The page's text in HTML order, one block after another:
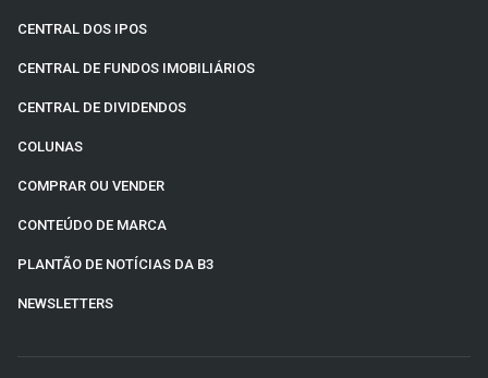
CENTRAL DOS IPOS
CENTRAL DE FUNDOS IMOBILIÁRIOS
CENTRAL DE DIVIDENDOS
COLUNAS
COMPRAR OU VENDER
CONTEÚDO DE MARCA
PLANTÃO DE NOTÍCIAS DA B3
NEWSLETTERS